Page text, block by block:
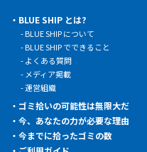
BLUE SHIP とは?
BLUE SHIP について
BLUE SHIP でできること
よくある質問
メディア掲載
運営組織
ゴミ拾いの可能性は無限大だ
今、あなたの力が必要な理由
今までに拾ったゴミの数